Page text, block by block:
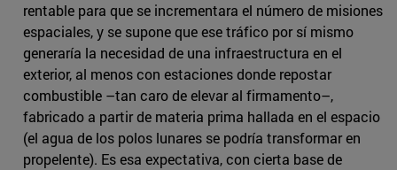
rentable para que se incrementara el número de misiones
espaciales, y se supone que ese tráfico por sí mismo
generaría la necesidad de una infraestructura en el
exterior, al menos con estaciones donde repostar
combustible –tan caro de elevar al firmamento–,
fabricado a partir de materia prima hallada en el espacio
(el agua de los polos lunares se podría transformar en
propelente). Es esa expectativa, con cierta base de